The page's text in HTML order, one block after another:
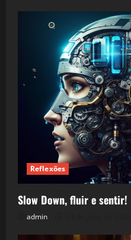
Reflexões
Slow Down, fluir e sentir!
admin